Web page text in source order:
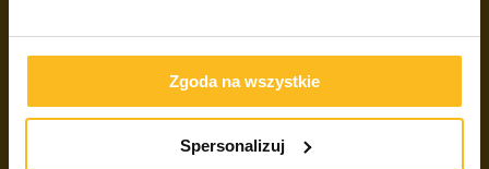
Zgoda na wszystkie
Spersonalizuj